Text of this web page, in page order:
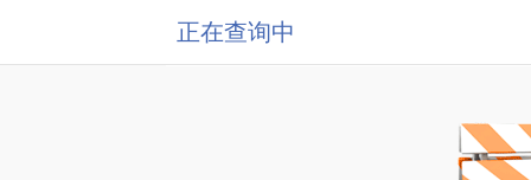
正在查询中